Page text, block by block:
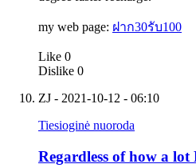
my web page: ฝาก30รับ100
Like 0
Dislike 0
ZJ - 2021-10-12 - 06:10
Tiesioginė nuoroda
Regardless of how a